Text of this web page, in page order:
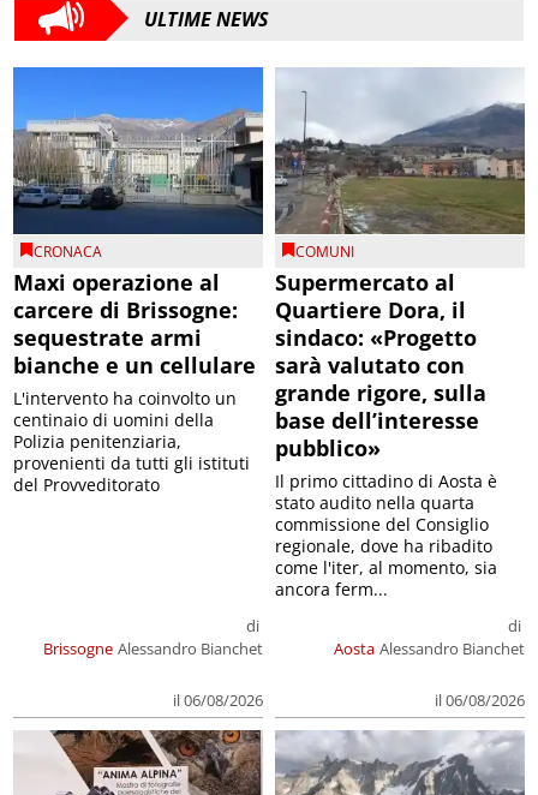
ULTIME NEWS
CRONACA
Maxi operazione al
carcere di Brissogne:
sequestrate armi
bianche e un cellulare
Brissogne
di
Alessandro Bianchet
il 06/08/2026
L'intervento ha coinvolto un
centinaio di uomini della
Polizia penitenziaria,
provenienti da tutti gli istituti
del Provveditorato
COMUNI
Supermercato al
Quartiere Dora, il
sindaco: «Progetto
sarà valutato con
grande rigore, sulla
base dell’interesse
pubblico»
Aosta
di
Alessandro Bianchet
il 06/08/2026
Il primo cittadino di Aosta è
stato audito nella quarta
commissione del Consiglio
regionale, dove ha ribadito
come l'iter, al momento, sia
ancora ferm...